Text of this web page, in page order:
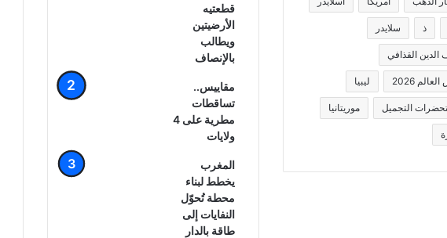
قطعتيه
الأرضيتين
ويطالب
بالإنصاف
مقاييس..
تساقطات
مطرية على 4
ولايات
المغرب
يخطط لبناء
محطة تُحوّل
النفايات إلى
طاقة بالدار
ذ سلايدر
الدين القذافي
2026 ليبيا
التجميل موريتانيا